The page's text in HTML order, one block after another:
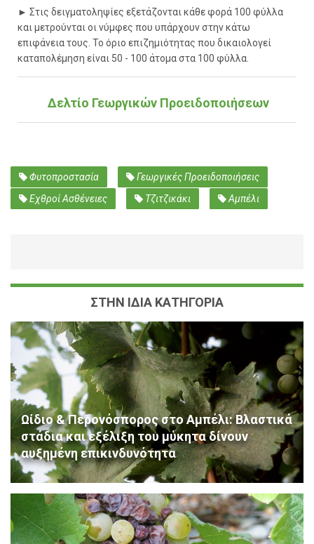
► Στις δειγματοληψίες εξετάζονται κάθε φορά 100 φύλλα
και μετρούνται οι νύμφες που υπάρχουν στην κάτω
επιφάνεια τους. Το όριο επιζημιότητας που δικαιολογεί
καταπολέμηση είναι 50 - 100 άτομα στα 100 φύλλα.
Δελτίο Γεωργικών Προειδοποιήσεων
Φυτοπροστασία
Γεωργικές Προειδοποιήσεις
Εχθροί Ασθένειες
Τζιτζικάκι Αμπέλι
ΣΤΗΝ ΙΔΙΑ ΚΑΤΗΓΟΡΙΑ
Ωίδιο & Περονόσπορος στο Αμπέλι: Βλαστικά
στάδια και εξέλιξη του μύκητα δίνουν
αυξημένη επικινδυνότητα